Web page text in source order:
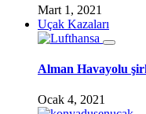
Mart 1, 2021
Uçak Kazaları
Alman Havayolu
Ocak 4, 2021